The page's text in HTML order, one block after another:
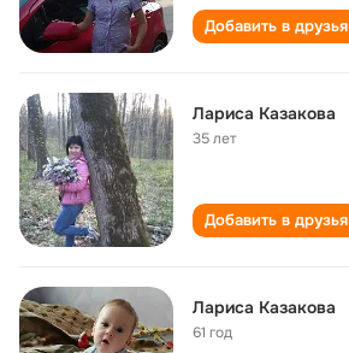
Добавить в друзья
Лариса Казакова
35 лет
Добавить в друзья
Лариса Казакова
61 год